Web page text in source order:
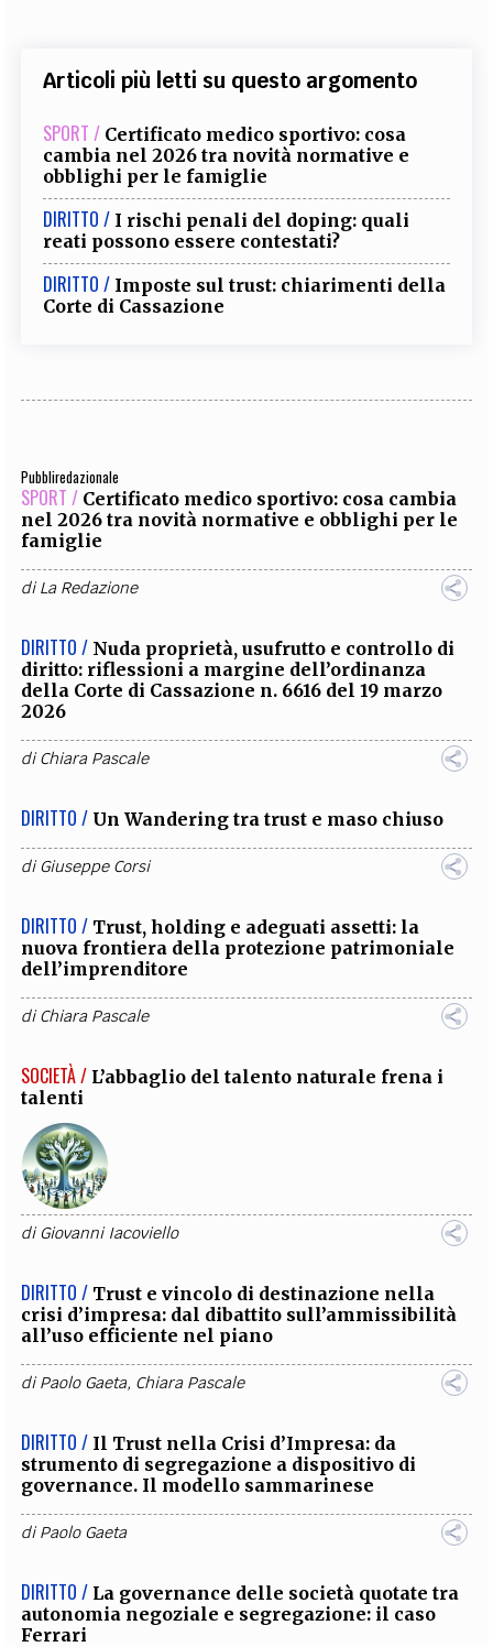
Articoli più letti su questo argomento
SPORT / Certificato medico sportivo: cosa
cambia nel 2026 tra novità normative e
obblighi per le famiglie
DIRITTO / I rischi penali del doping: quali
reati possono essere contestati?
DIRITTO / Imposte sul trust: chiarimenti della
Corte di Cassazione
Pubbliredazionale
SPORT / Certificato medico sportivo: cosa cambia
nel 2026 tra novità normative e obblighi per le
famiglie
diLa Redazione
DIRITTO / Nuda proprietà, usufrutto e controllo di
diritto: riflessioni a margine dell’ordinanza
della Corte di Cassazione n. 6616 del 19 marzo
2026
diChiara Pascale
DIRITTO / Un Wandering tra trust e maso chiuso
diGiuseppe Corsi
DIRITTO / Trust, holding e adeguati assetti: la
nuova frontiera della protezione patrimoniale
dell’imprenditore
diChiara Pascale
SOCIETÀ / L’abbaglio del talento naturale frena i
talenti
diGiovanni Iacoviello
DIRITTO / Trust e vincolo di destinazione nella
crisi d’impresa: dal dibattito sull’ammissibilità
all’uso efficiente nel piano
diPaolo Gaeta, Chiara Pascale
DIRITTO / Il Trust nella Crisi d’Impresa: da
strumento di segregazione a dispositivo di
governance. Il modello sammarinese
diPaolo Gaeta
DIRITTO / La governance delle società quotate tra
autonomia negoziale e segregazione: il caso
Ferrari